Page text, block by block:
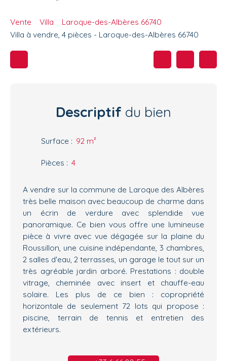
Vente Villa
Laroque-des-Albères 66740
Villa à vendre, 4 pièces - Laroque-des-Albères 66740
Descriptif du bien
Surface : 92 m²
Pièces : 4
A vendre sur la commune de Laroque des Albères
très belle maison avec beaucoup de charme dans
un écrin de verdure avec splendide vue
panoramique. Ce bien vous offre une lumineuse
pièce à vivre avec vue dégagée sur la plaine du
Roussillon, une cuisine indépendante, 3 chambres,
2 salles d'eau, 2 terrasses, un garage le tout sur un
très agréable jardin arboré. Prestations : double
vitrage, cheminée avec insert et chauffe-eau
solaire. Les plus de ce bien : copropriété
horizontale de seulement 72 lots qui propose :
piscine, terrain de tennis et entretien des
extérieurs.